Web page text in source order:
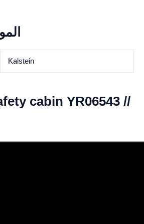
Kalstein
cabin YR06543 //